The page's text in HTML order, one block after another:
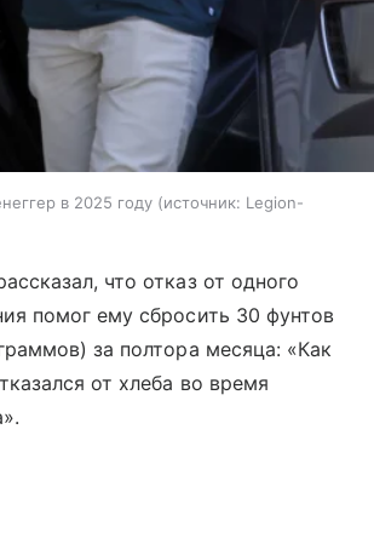
в 2025 году источник: Legion-
что отказ от одного
помог ему сбросить 30 фунтов
за полтора месяца: «Как
от хлеба во время